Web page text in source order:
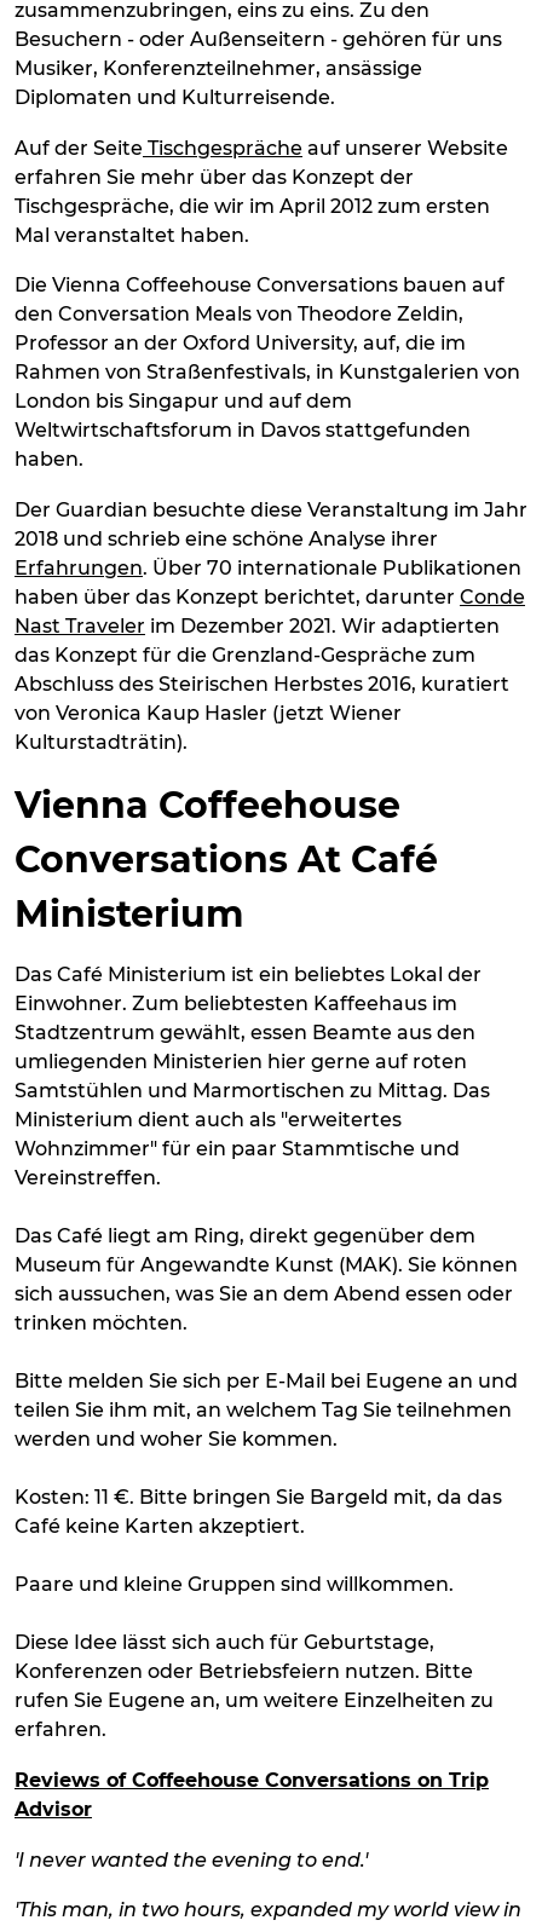
zusammenzubringen, eins zu eins. Zu den
Besuchern - oder Außenseitern - gehören für uns
Musiker, Konferenzteilnehmer, ansässige
Diplomaten und Kulturreisende.
Auf der Seite Tischgespräche auf unserer Website
erfahren Sie mehr über das Konzept der
Tischgespräche, die wir im April 2012 zum ersten
Mal veranstaltet haben.
Die Vienna Coffeehouse Conversations bauen auf
den Conversation Meals von Theodore Zeldin,
Professor an der Oxford University, auf, die im
Rahmen von Straßenfestivals, in Kunstgalerien von
London bis Singapur und auf dem
Weltwirtschaftsforum in Davos stattgefunden
haben.
Der Guardian besuchte diese Veranstaltung im Jahr
2018 und schrieb eine schöne Analyse ihrer
Erfahrungen. Über 70 internationale Publikationen
haben über das Konzept berichtet, darunter Conde
Nast Traveler im Dezember 2021. Wir adaptierten
das Konzept für die Grenzland-Gespräche zum
Abschluss des Steirischen Herbstes 2016, kuratiert
von Veronica Kaup Hasler (jetzt Wiener
Kulturstadträtin).
Vienna Coffeehouse
Conversations At Café
Ministerium
Das Café Ministerium ist ein beliebtes Lokal der
Einwohner. Zum beliebtesten Kaffeehaus im
Stadtzentrum gewählt, essen Beamte aus den
umliegenden Ministerien hier gerne auf roten
Samtstühlen und Marmortischen zu Mittag. Das
Ministerium dient auch als "erweitertes
Wohnzimmer" für ein paar Stammtische und
Vereinstreffen.
Das Café liegt am Ring, direkt gegenüber dem
Museum für Angewandte Kunst (MAK). Sie können
sich aussuchen, was Sie an dem Abend essen oder
trinken möchten.
Bitte melden Sie sich per E-Mail bei Eugene an und
teilen Sie ihm mit, an welchem Tag Sie teilnehmen
werden und woher Sie kommen.
Kosten: 11 €. Bitte bringen Sie Bargeld mit, da das
Café keine Karten akzeptiert.
Paare und kleine Gruppen sind willkommen.
Diese Idee lässt sich auch für Geburtstage,
Konferenzen oder Betriebsfeiern nutzen. Bitte
rufen Sie Eugene an, um weitere Einzelheiten zu
erfahren.
Reviews of Coffeehouse Conversations on Trip
Advisor
'I never wanted the evening to end.'
'This man, in two hours, expanded my world view in